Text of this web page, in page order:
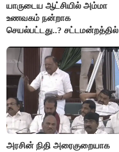
யாருடைய ஆட்சியில் அம்மா
உணவகம் நன்றாக
செயல்பட்டது..? சட்டமன்றத்தில்
அரசின் நிதி அரைகுறையாக